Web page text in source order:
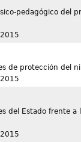
pedagógico del
de protección del
del Estado frente a